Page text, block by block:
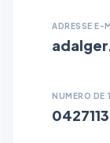
ADRESSE E-
NUMERO DE